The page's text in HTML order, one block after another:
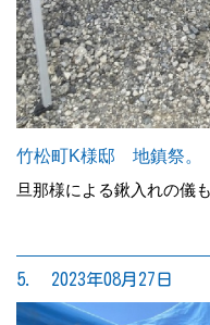
竹松町K様邸 地鎮祭。
旦那様による鍬入れの儀
5. 2023年08月27日